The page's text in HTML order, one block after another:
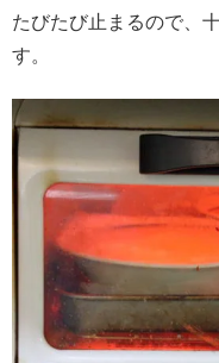
たびたび止まるので、
す。